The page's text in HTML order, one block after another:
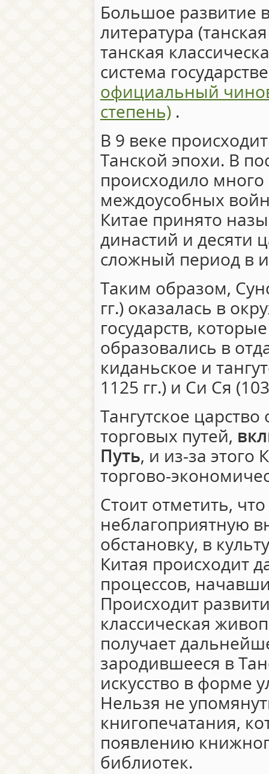
Большое развитие
литература
танская
система
официальный
степень).
В 9 веке
Танской эпохи. В
происходило много
междоусобных
Китае принято
династий и десяти
сложный период в
Таким образом,
гг.) оказалась в
государств,
образовались в
киданьское и
1125 гг.) и Си Ся
Тангутское
торговых путей,
Путь, и из-за
торгово-
Стоит отметить,
неблагоприятную
обстановку, в
Китая происходит
процессов,
Происходит
классическая
получает
зародившееся в
искусство в форме
Нельзя не
книгопечатания,
появлению
библиотек.